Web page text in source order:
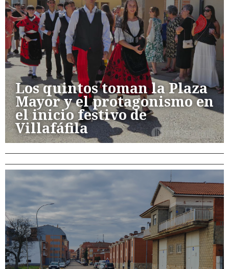
Los quintos toman la Plaza
Mayor y el protagonismo en
el inicio festivo de
Villafáfila